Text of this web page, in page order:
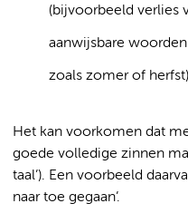
(bijvoorbeeld verlies
aanwijsbare
zoals zomer of
Het kan voorkomen dat
goede volledige zinnen
taal’). Een voorbeeld
naar toe gegaan’.